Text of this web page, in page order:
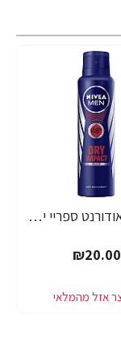
ניוואה דאודורנט ספריי יבש לגבר 150 מ''ל - מבית NIVEA
₪20.00